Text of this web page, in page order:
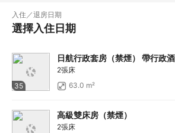
滿
滿
入住／退房日期
選擇入住日期
35
日航行政套房（禁煙） 帶行政
2張床
63.0 m²
高級雙床房（禁煙）
2張床